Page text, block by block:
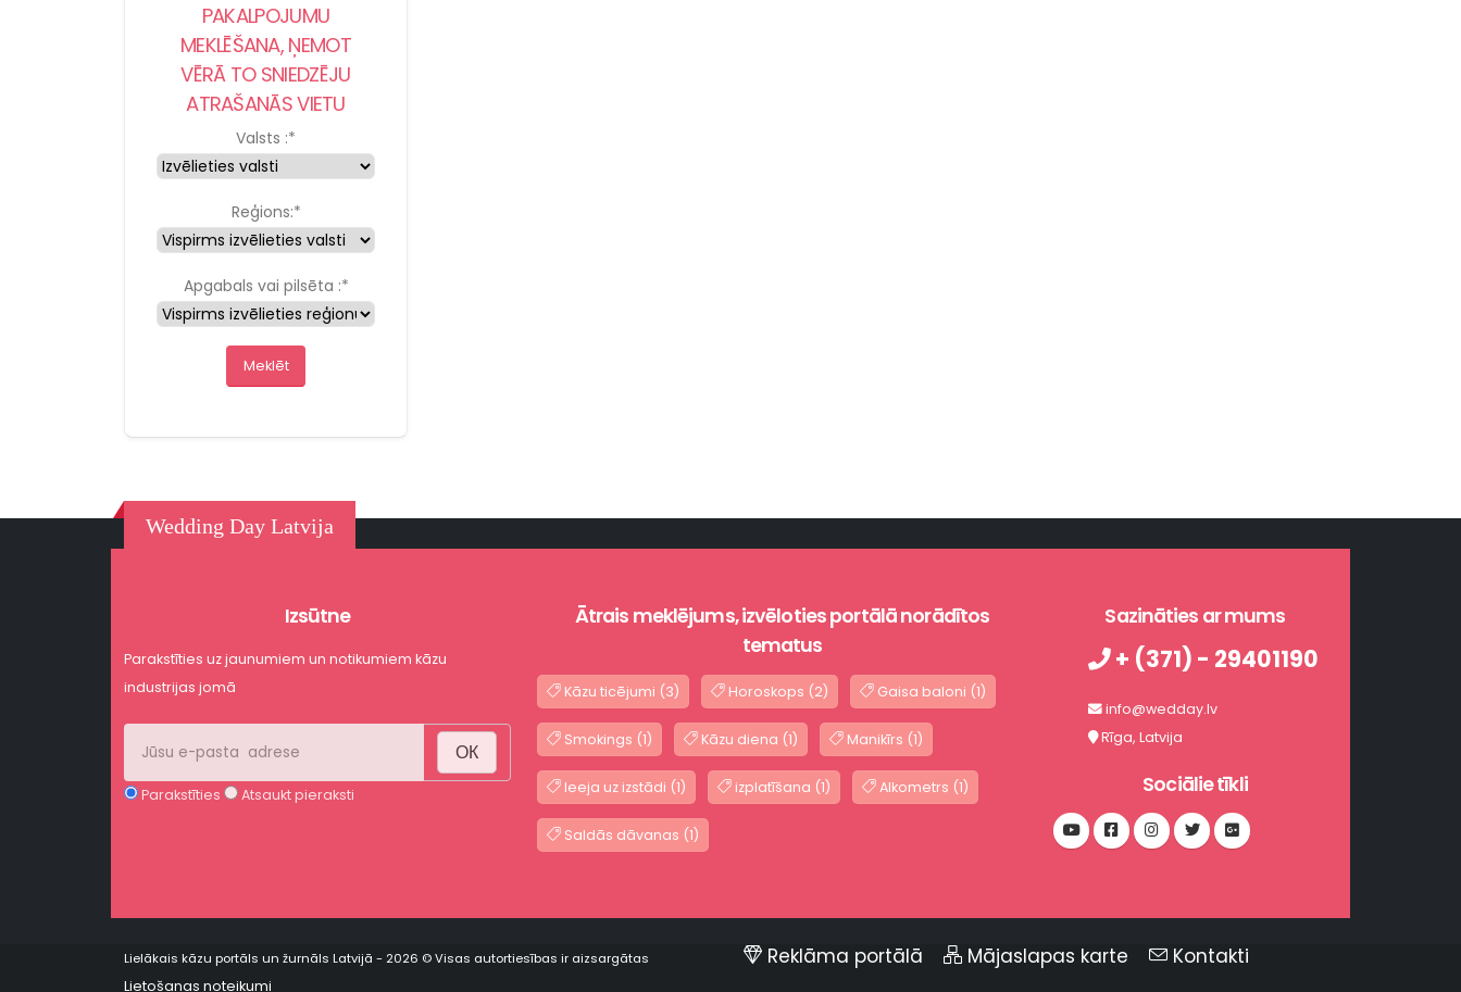
PAKALPOJUMU
MEKLĒŠANA, ŅEMOT
VĒRĀ TO SNIEDZĒJU
ATRAŠANĀS VIETU
Valsts :*
Reģions:*
Apgabals vai pilsēta :*
Meklēt
Wedding Day Latvija
Izsūtne
Parakstīties uz jaunumiem un notikumiem kāzu
industrijas jomā
ОК
Parakstīties Atsaukt pieraksti
Ātrais meklējums, izvēloties portālā norādītos
tematus
Kāzu ticējumi (3) Horoskops (2) Gaisa baloni (1)
Smokings (1) Kāzu diena (1) Manikīrs (1)
Ieeja uz izstādi (1) izplatīšana (1) Alkometrs (1)
Saldās dāvanas (1)
Sazināties ar mums
+ (371) - 29401190
info@wedday.lv
Rīga, Latvija
Sociālie tīkli
Lielākais kāzu portāls un žurnāls Latvijā - 2026 © Visas autortiesības ir aizsargātas
Lietošanas noteikumi
Reklāma portālā Mājaslapas karte Kontakti